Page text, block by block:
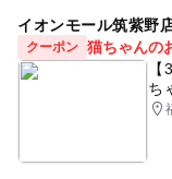
イオンモール筑紫野
クーポン 猫ちゃんの
ち